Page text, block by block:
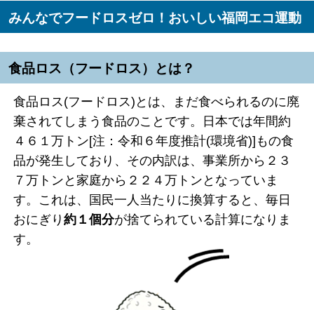
みんなでフードロスゼロ！おいしい福岡エコ運動
食品ロス（フードロス）とは？
食品ロス(フードロス)とは、まだ食べられるのに廃
棄されてしまう食品のことです。日本では年間約
４６１万トン[注：令和６年度推計(環境省)]もの食
品が発生しており、その内訳は、事業所から２３
７万トンと家庭から２２４万トンとなっていま
す。これは、国民一人当たりに換算すると、毎日
おにぎり 約１個分が捨てられている計算になりま
す。